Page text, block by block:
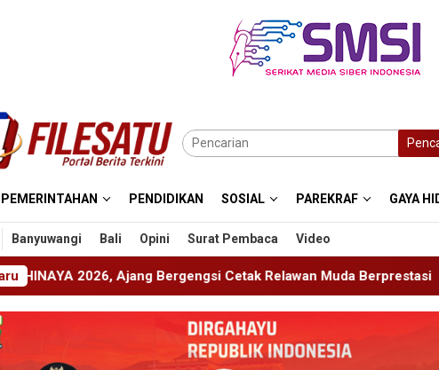
PEMERINTAHAN PENDIDIKAN SOSIAL PAREKRAF GAYA
Banyuwangi Bali Opini Surat Pembaca Video
Cetak Relawan Muda Berprestasi Imigrasi Ponorogo